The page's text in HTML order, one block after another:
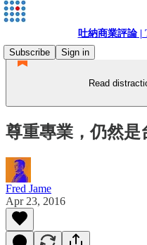
吐納商業評論 |
Subscribe
Sign in
Read
尊重專業，仍然是
Fred Jame
Apr 23, 2016